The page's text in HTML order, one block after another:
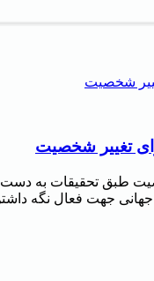
تغییر شخصیت
طبق تحقیقات به دست
جهانی جهت فعال نگه